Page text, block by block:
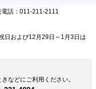
電話：011-211-2111
日および12月29日～1月3日は
などにご利用ください。